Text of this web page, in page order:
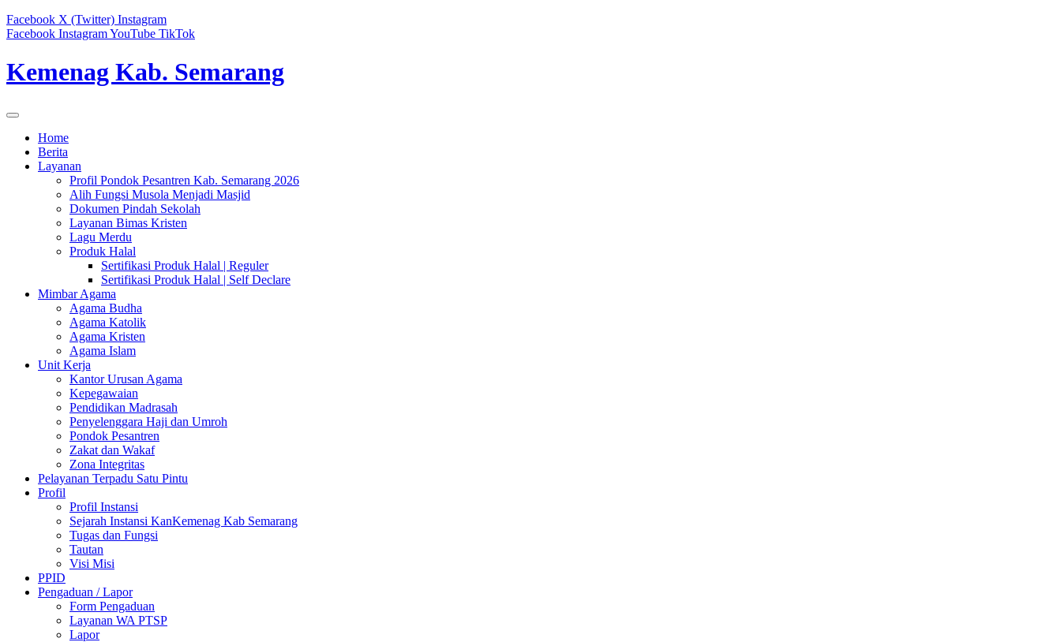
Facebook X (Twitter) Instagram
Facebook InstagramYouTube TikTok
Kemenag Kab. Semarang
Home
Berita
Layanan
Profil Pondok Pesantren Kab. Semarang 2026
Alih Fungsi Musola Menjadi Masjid
Dokumen Pindah Sekolah
Layanan Bimas Kristen
Lagu Merdu
Produk Halal
Sertifikasi Produk Halal | Reguler
Sertifikasi Produk Halal | Self Declare
Mimbar Agama
Agama Budha
Agama Katolik
Agama Kristen
Agama Islam
Unit Kerja
Kantor Urusan Agama
Kepegawaian
Pendidikan Madrasah
Penyelenggara Haji dan Umroh
Pondok Pesantren
Zakat dan Wakaf
Zona Integritas
Pelayanan Terpadu Satu Pintu
Profil
Profil Instansi
Sejarah Instansi KanKemenag Kab Semarang
Tugas dan Fungsi
Tautan
Visi Misi
PPID
Pengaduan / Lapor
Form Pengaduan
Layanan WA PTSP
Lapor